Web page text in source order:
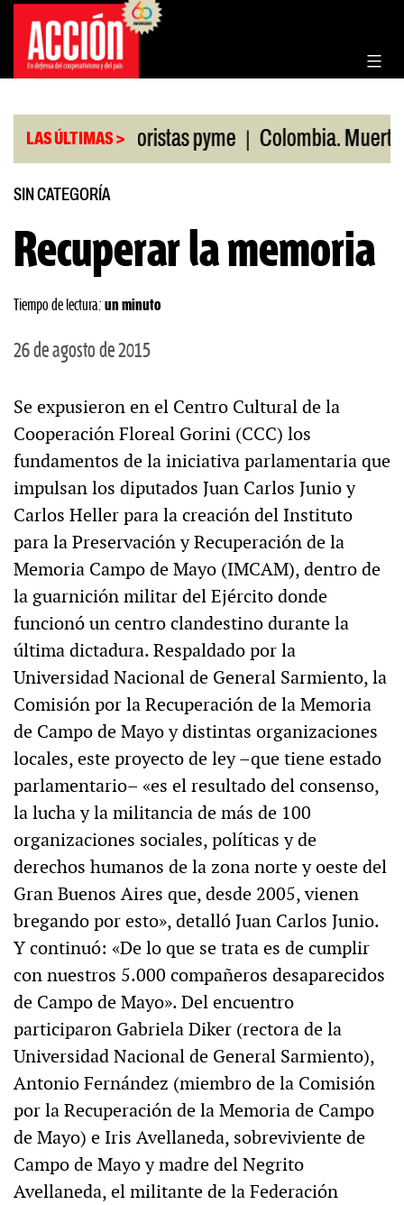
Saltar
contenido
LAS ÚLTIMAS >
ventas minoristas pyme | Colombia. Muertos
SIN CATEGORÍA
Recuperar la memoria
Tiempo de lectura: un minuto
26 de agosto de 2015
Se expusieron en el Centro Cultural de la
Cooperación Floreal Gorini (CCC) los
fundamentos de la iniciativa parlamentaria que
impulsan los diputados Juan Carlos Junio y
Carlos Heller para la creación del Instituto
para la Preservación y Recuperación de la
Memoria Campo de Mayo (IMCAM), dentro de
la guarnición militar del Ejército donde
funcionó un centro clandestino durante la
última dictadura. Respaldado por la
Universidad Nacional de General Sarmiento, la
Comisión por la Recuperación de la Memoria
de Campo de Mayo y distintas organizaciones
locales, este proyecto de ley –que tiene estado
parlamentario– «es el resultado del consenso,
la lucha y la militancia de más de 100
organizaciones sociales, políticas y de
derechos humanos de la zona norte y oeste del
Gran Buenos Aires que, desde 2005, vienen
bregando por esto», detalló Juan Carlos Junio.
Y continuó: «De lo que se trata es de cumplir
con nuestros 5.000 compañeros desaparecidos
de Campo de Mayo». Del encuentro
participaron Gabriela Diker (rectora de la
Universidad Nacional de General Sarmiento),
Antonio Fernández (miembro de la Comisión
por la Recuperación de la Memoria de Campo
de Mayo) e Iris Avellaneda, sobreviviente de
Campo de Mayo y madre del Negrito
Avellaneda, el militante de la Federación